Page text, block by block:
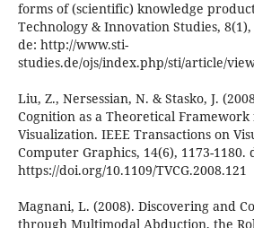
forms of (scientific) knowledge
Technology & Innovation Studies,
de: http://www.sti-
studies.de/ojs/index.php/sti/article/
Liu, Z., Nersessian, N. & Stasko, J.
Cognition as a Theoretical
Visualization. IEEE Transactions on
Computer Graphics, 14(6), 1173-1180.
https://doi.org/10.1109/TVCG.2008.121
Magnani, L. (2008). Discovering and
through Multimodal Abduction, the